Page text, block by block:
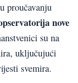
proučavanju
nove
su na
uključujući
svemira.